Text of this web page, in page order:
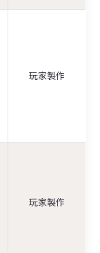
玩家製作
玩家製作